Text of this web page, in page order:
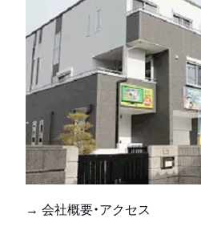
→ 会社概要・アクセス